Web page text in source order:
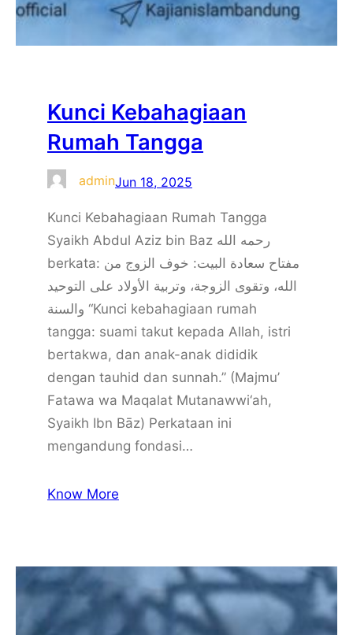
Kunci Kebahagiaan
Rumah Tangga
adminJun 18, 2025
Kunci Kebahagiaan Rumah Tangga
Syaikh Abdul Aziz bin Baz رحمه الله
berkata: مفتاح سعادة البيت: خوف الزوج من
الله، وتقوى الزوجة، وتربية الأولاد على التوحيد
والسنة “Kunci kebahagiaan rumah
tangga: suami takut kepada Allah, istri
bertakwa, dan anak-anak dididik
dengan tauhid dan sunnah.” (Majmu’
Fatawa wa Maqalat Mutanawwi‘ah,
Syaikh Ibn Bāz) Perkataan ini
mengandung fondasi…
Know More